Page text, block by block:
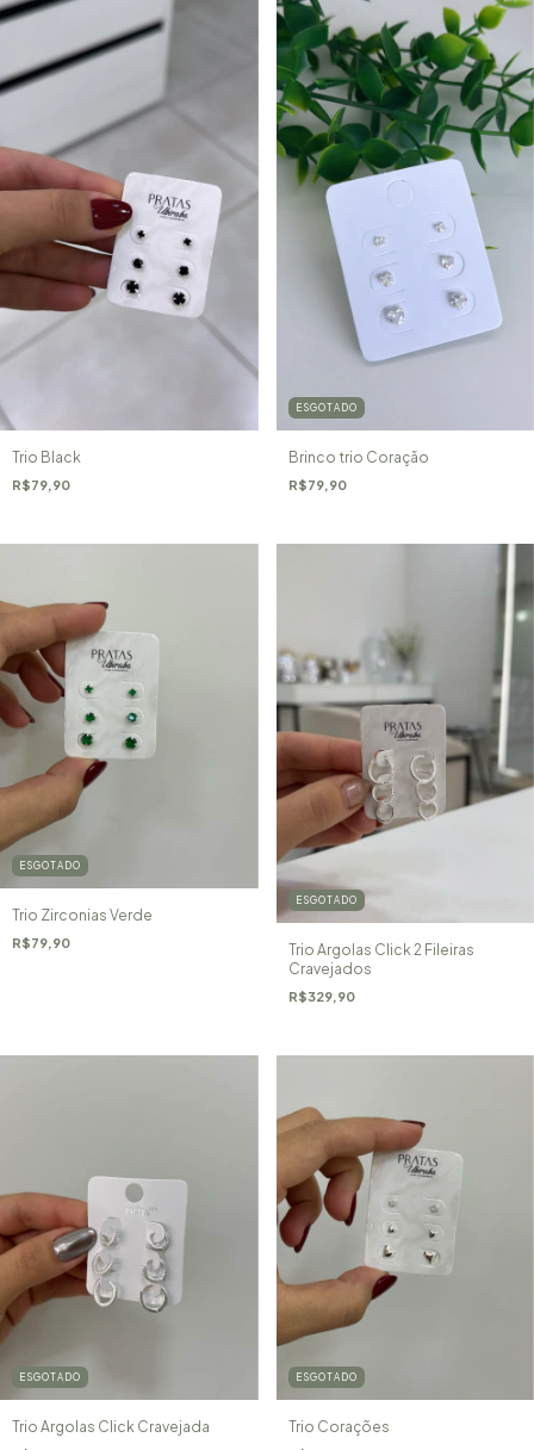
Trio Black
R$79,90
ESGOTADO
Brinco trio Coração
R$79,90
ESGOTADO
Trio Zirconias Verde
R$79,90
ESGOTADO
Trio Argolas Click 2 Fileiras
Cravejados
R$329,90
ESGOTADO
Trio Argolas Click Cravejada
ESGOTADO
Trio Corações